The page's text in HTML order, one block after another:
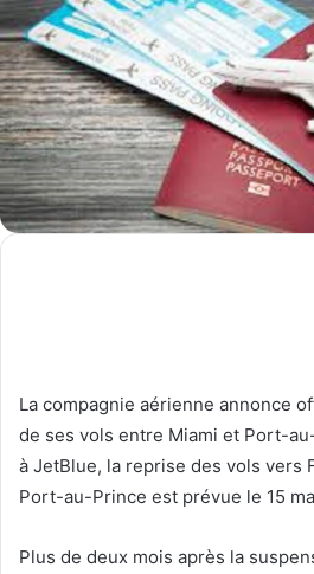
La compagnie aérienne annonce
de ses vols entre Miami et Port-
à JetBlue, la reprise des vols vers
Port-au-Prince est prévue le 15
Plus de deux mois après la